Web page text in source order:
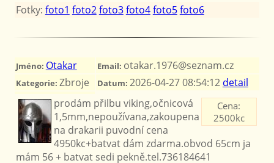
Fotky: foto1 foto2foto3foto4foto5foto6
Jméno: Otakar Email: otakar.1976@seznam.cz
Kategorie: Zbroje Datum: 2026-04-27 08:54:12 detail
Cena:
2500kc
prodám přilbu viking,očnicová
1,5mm,nepoužívana,zakoupena
na drakarii puvodní cena
4950kc+batvat dám zdarma.obvod 65cm ja
mám 56 + batvat sedi pekně.tel.736184641